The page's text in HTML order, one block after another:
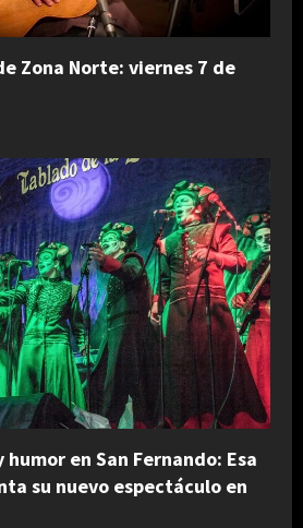
Zona Norte: viernes 7 de
humor en San Fernando: Esa
su nuevo espectáculo en